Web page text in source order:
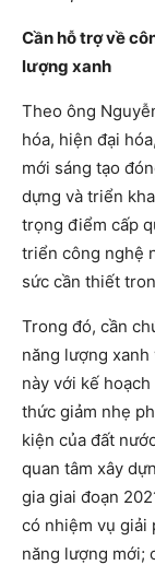
Cần hỗ trợ về
lượng xanh
Theo ông
hóa, hiện đại
mới sáng tạo
dựng và triển
trọng điểm cấp
triển công nghệ
sức cần thiết
Trong đó, cần
năng lượng
này với kế
thức giảm nhẹ
kiện của đất
quan tâm xây
gia giai đoạn
có nhiệm vụ giải
năng lượng mới;